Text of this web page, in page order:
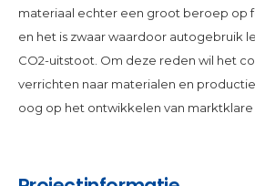
materiaal echter een groot beroep op
en het is zwaar waardoor autogebruik
CO2-uitstoot. Om deze reden wil het
verrichten naar materialen en
oog op het ontwikkelen van marktklare